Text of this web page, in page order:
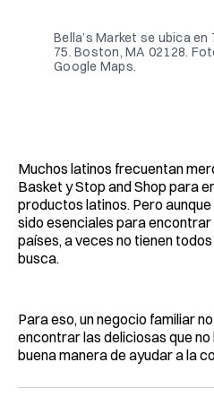
Bella’s Market se ubica
75. Boston, MA 02128.
Google Maps.
Muchos latinos frecuentan
Basket y Stop and Shop para
productos latinos. Pero
sido esenciales para
países, a veces no tienen
busca.
Para eso, un negocio familiar
encontrar las deliciosas que
buena manera de ayudar a la